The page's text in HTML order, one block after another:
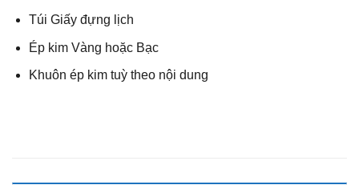
Túi Giấy đựng lịch
Ép kim Vàng hoặc Bạc
Khuôn ép kim tuỳ theo nội dung